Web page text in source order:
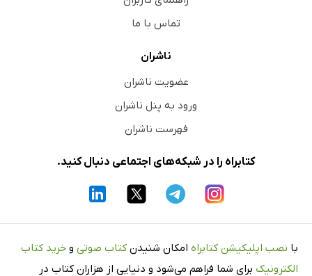
تماس با ما
ناشران
عضویت ناشران
ورود به پنل ناشران
فهرست ناشران
کتابراه را در شبکه‌های اجتماعی دنبال کنید.
با نصب اپلیکیشن کتابراه امکان شنیدن کتاب صوتی و خرید کتاب
الکترونیک برای شما فراهم می‌شود و دنیایی از هزاران کتاب در